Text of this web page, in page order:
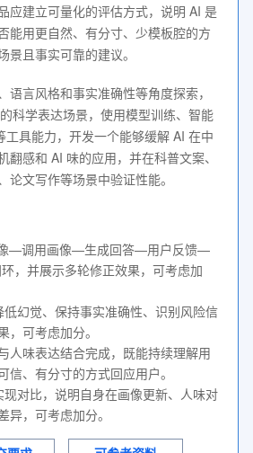
应建立可量化的评估方式，说明 AI 是
能用更自然、有分寸、少模板腔的方
景且事实可靠的建议。
语言风格和事实准确性等角度探索，
科学表达场景，使用模型训练、智能
工具能力，开发一个能够缓解 AI 在中
翻感和 AI 味的应用，并在科普文案、
论文写作等场景中验证性能。
像—调用画像—生成回答—用户反馈—
，并展示多轮修正效果，可考虑加
幻觉、保持事实准确性、识别风险信
，可考虑加分。
人味表达结合完成，既能持续理解用
信、有分寸的方式回应用户。
对比，说明自身在画像更新、人味对
异，可考虑加分。